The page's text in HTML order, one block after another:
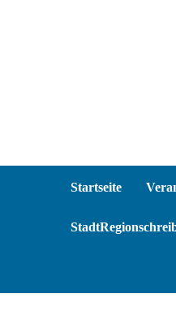
Startseite